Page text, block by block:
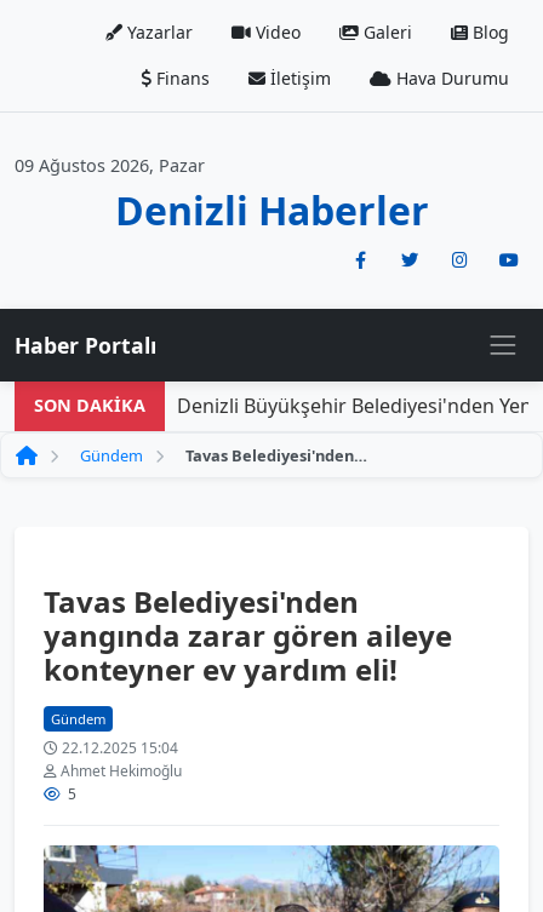
Yazarlar Video Galeri
Blog
Finans
İletişim Hava Durumu
09 Ağustos 2026, Pazar
Denizli Haberler
Haber Portalı
SON DAKİKA Denizli Büyükşehir Belediyesi'nden Yeni
Gündem Tavas Belediyesi'nden yangında zarar gören aileye konteyner ev yardım eli!
Tavas Belediyesi'nden
yangında zarar gören aileye
konteyner ev yardım eli!
Gündem
22.12.2025 15:04
Ahmet Hekimoğlu
5